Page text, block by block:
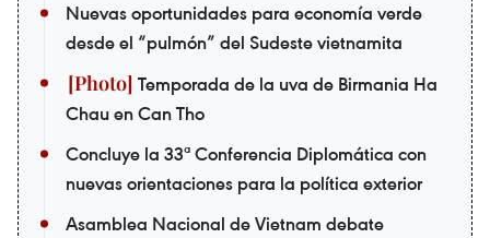
Nuevas oportunidades para economía verde
desde el “pulmón” del Sudeste vietnamita
Temporada de la uva de Birmania Ha
Chau en Can Tho
Concluye la 33ª Conferencia Diplomática con
nuevas orientaciones para la política exterior
Asamblea Nacional de Vietnam debate